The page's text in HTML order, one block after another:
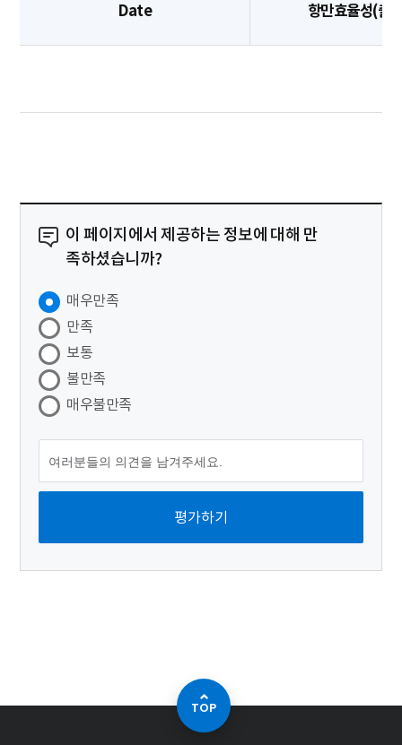
Date 항만효율성(출
이 페이지에서 제공하는 정보에 대해 만
족하셨습니까?
매우만족
만족
보통
불만족
매우불만족
TOP